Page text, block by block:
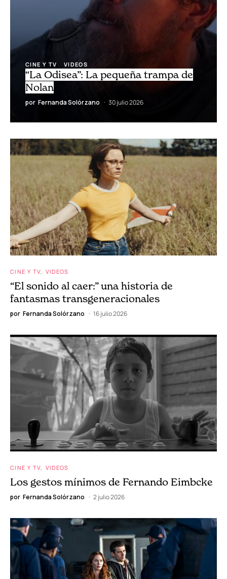
CINE Y TV VIDEOS
“La Odisea”: La pequeña trampa de
Nolan
por Fernanda Solórzano 30 julio 2026
CINE Y TV VIDEOS
“El sonido al caer:” una historia de
fantasmas transgeneracionales
por Fernanda Solórzano 16 julio 2026
CINE Y TV VIDEOS
Los gestos mínimos de Fernando Eimbcke
por Fernanda Solórzano 2 julio 2026